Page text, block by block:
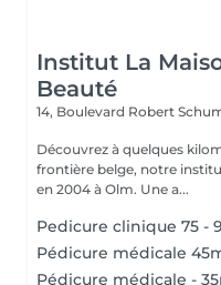
Institut La
Beauté
14, Boulevard Robert
Découvrez à quelques
frontière belge, notre
en 2004 à Olm. Une a...
Pedicure clinique 75 -
Pédicure médicale
Pédicure médicale -